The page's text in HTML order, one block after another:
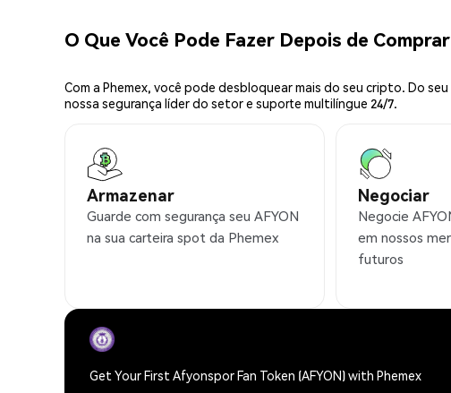
O Que Você Pode Fazer Depois de
Com a Phemex, você pode desbloquear mais do seu cripto. Do
nossa segurança líder do setor e suporte multilíngue 24/7.
Armazenar
Guarde com segurança seu AFYON
na sua carteira spot da Phemex
Negociar
Negocie
em nossos
futuros
Get Your First Afyonspor Fan Token (AFYON) with Phemex